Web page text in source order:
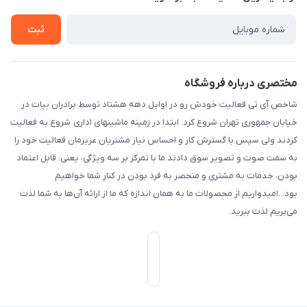
بست پنجم، پلاک: 1.0، طبقه: 3، واحد: غربی، / واحد فروش :تهران،
ثبت
مختصری درباره فروشگاه
شاخص آی تی فعالیت خودش رو در اوایل دهه هشتاد توسط برادران بیات در
خیابان جمهوری تهران شروع کرد. ابتدا در زمینه ماشینهای اداری شروع به فعالیت
کردند ولی سپس با گسترش کار و احساس نیاز مشتریان عزیزمان فعالیت خود را
به سمت صوت و تصویر سوق دادند.ما با تمرکز بر سه ویژگی، یعنی: قابل اعتماد
بودن، خدمات به مشتری و منحصر به فرد بودن در کنار شما خواهیم
بود...امیدواریم از محصولات ما به همان اندازه که ما از ارائه آن‌ها به شما لذت
می‌‌بریم لذت ببرید.